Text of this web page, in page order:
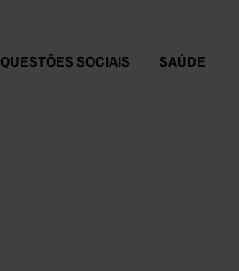
QUESTÕES SOCIAIS SAÚDE